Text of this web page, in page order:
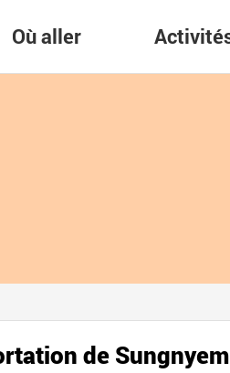
Où aller
de